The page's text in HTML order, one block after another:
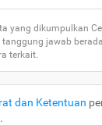
yang dikumpulkan
jawab
terkait.
dan Ketentuan